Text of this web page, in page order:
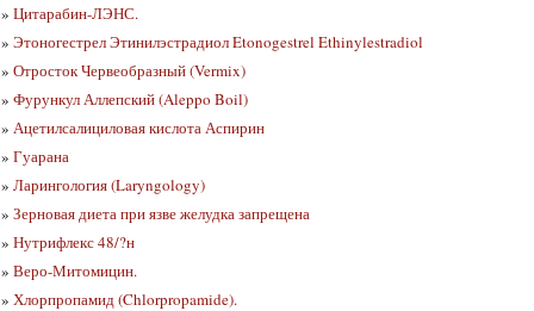
» Цитарабин-ЛЭНС.
» Этоногестрел Этинилэстрадиол Etonogestrel Ethinylestradiol
» Отросток Червеобразный (Vermix)
» Фурункул Аллепский (Aleppo Boil)
» Ацетилсалициловая кислота Аспирин
» Гуарана
» Ларингология (Laryngology)
» Зерновая диета при язве желудка запрещена
» Нутрифлекс 48/?н
» Веро-Митомицин.
» Хлорпропамид (Chlorpropamide).